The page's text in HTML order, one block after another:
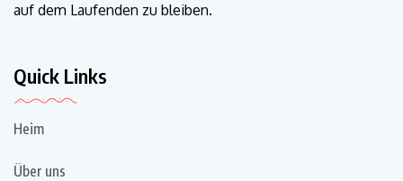
auf dem Laufenden zu bleiben.
Quick Links
Heim
Über uns